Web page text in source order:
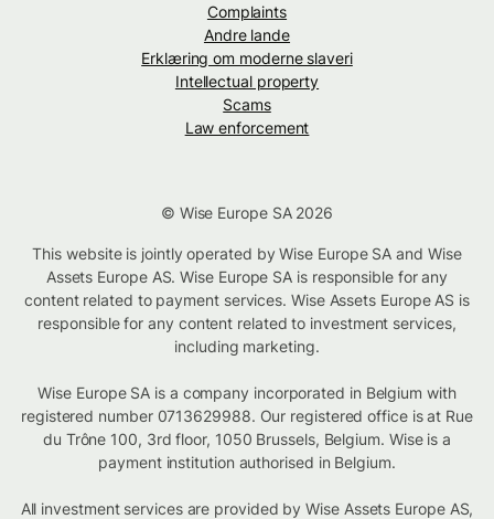
Complaints
Andre lande
Erklæring om moderne slaveri
Intellectual property
Scams
Law enforcement
© Wise Europe SA 2026
This website is jointly operated by Wise Europe SA and Wise
Assets Europe AS. Wise Europe SA is responsible for any
content related to payment services. Wise Assets Europe AS is
responsible for any content related to investment services,
including marketing.
Wise Europe SA is a company incorporated in Belgium with
registered number 0713629988. Our registered office is at Rue
du Trône 100, 3rd floor, 1050 Brussels, Belgium. Wise is a
payment institution authorised in Belgium.
All investment services are provided by Wise Assets Europe AS,